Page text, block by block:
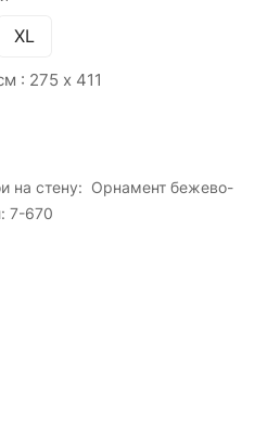
XL
: 275 х 411
на стену: Орнамент бежево-
7-670